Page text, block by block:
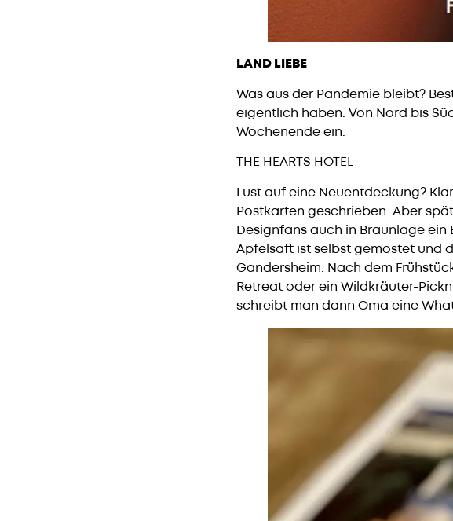
LAND LIEBE
Was aus der Pandemie bleibt?
eigentlich haben. Von Nord bis
Wochenende ein.
THE HEARTS HOTEL
Lust auf eine Neuentdeckung?
Postkarten geschrieben. Aber
Designfans auch in Braunlage
Apfelsaft ist selbst gemostet und
Gandersheim. Nach dem
Retreat oder ein Wildkräuter-
schreibt man dann Oma eine